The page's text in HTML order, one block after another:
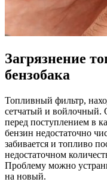
Загрязнение
бензобака
Топливный фильтр,
сетчатый и войлочный.
перед поступлением в
бензин недостаточно
забивается и топливо
недостаточном
Проблему можно
на новый.